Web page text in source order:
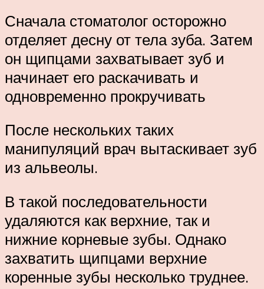
Сначала стоматолог осторожно
отделяет десну от тела зуба. Затем
он щипцами захватывает зуб и
начинает его раскачивать и
одновременно прокручивать
После нескольких таких
манипуляций врач вытаскивает зуб
из альвеолы.
В такой последовательности
удаляются как верхние, так и
нижние корневые зубы. Однако
захватить щипцами верхние
коренные зубы несколько труднее.